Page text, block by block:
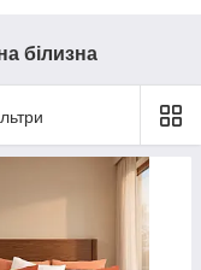
білизна